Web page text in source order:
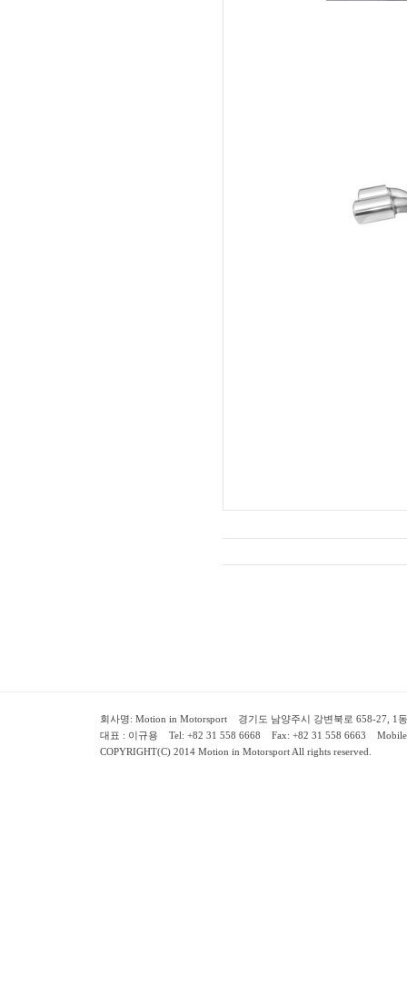
회사명: Motion in Motorsport 경기도 남양주시 강변북로 658-27, 1동
대표 : 이규용 Tel: +82 31 558 6668 Fax: +82 31 558 6663
COPYRIGHT(C) 2014 Motion in Motorsport All rights reserved.